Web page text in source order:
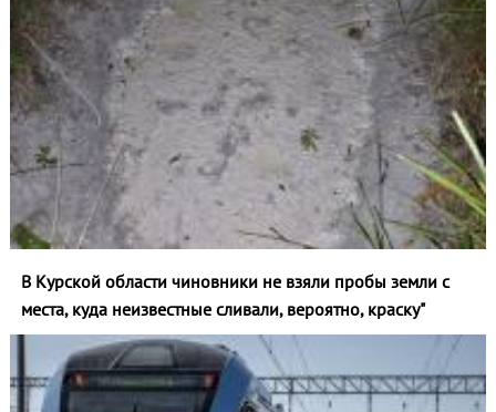
В Курской области чиновники не взяли пробы земли с
места, куда неизвестные сливали, вероятно, краску"